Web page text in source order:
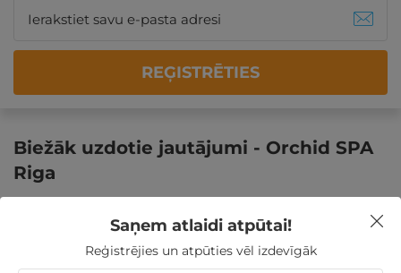
REĢISTRĒTIES
Biežāk uzdotie jautājumi - Orchid SPA
Riga
Kādi pakalpojumi ir pieejami masāžas salonā
Orchid SPA Riga?
Saņem atlaidi atpūtai!
Reģistrējies un atpūties vēl izdevīgāk